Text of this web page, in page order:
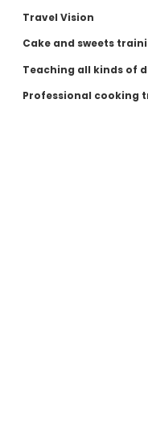
Travel Vision
Cake and sweets
Teaching all kinds of
Professional cooking